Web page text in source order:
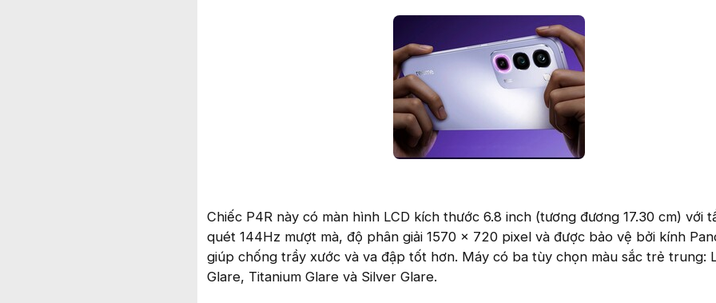
Chiếc P4R này có màn hình LCD kích thước 6.8 inch (tương đương 17.30 cm) với
quét 144Hz mượt mà, độ phân giải 1570 × 720 pixel và được bảo vệ bởi kính
giúp chống trầy xước và va đập tốt hơn. Máy có ba tùy chọn màu sắc trẻ trung:
Glare, Titanium Glare và Silver Glare.